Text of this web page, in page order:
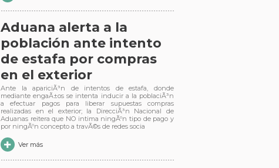
Aduana alerta a la
población ante intento
de estafa por compras
en el exterior
Ante la apariciÃ³n de intentos de estafa, donde
mediante engaÃ±os se intenta inducir a la poblaciÃ³n
a efectuar pagos para liberar supuestas compras
realizadas en el exterior; la DirecciÃ³n Nacional de
Aduanas reitera que NO intima ningÃºn tipo de pago y
por ningÃºn concepto a travÃ©s de redes socia
Ver más